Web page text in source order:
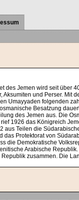
des Jemen wird seit über
und Perser. Mit
Umayyaden folgenden
Besatzung
des Jemen aus. Die
1926 das Königreich
aus Teilen die
Protektorat von
die Demokratische
Arabische
zusammen. Die